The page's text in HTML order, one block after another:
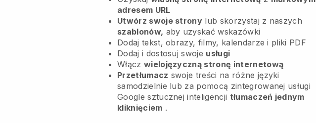
adresem URL
Utwórz swoje strony lub skorzystaj z naszych
szablonów, aby uzyskać wskazówki
Dodaj tekst, obrazy, filmy, kalendarze i pliki PDF
Dodaj i dostosuj swoje usługi
Włącz wielojęzyczną stronę internetową
Przetłumacz swoje treści na różne języki
samodzielnie lub za pomocą zintegrowanej usługi
Google sztucznej inteligencji tłumaczeń jednym
kliknięciem .